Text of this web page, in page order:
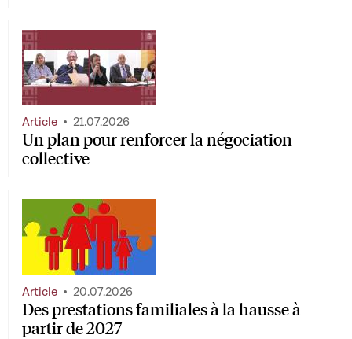
Un plan pour renforcer la négociation
collective
Article 21.07.2026
Des prestations familiales à la hausse à
partir de 2027
Article 20.07.2026